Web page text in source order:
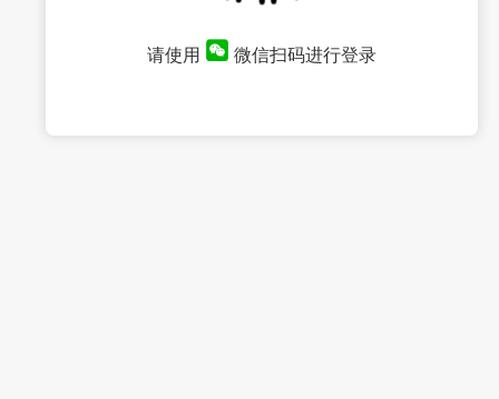
请使用 微信扫码进行登录